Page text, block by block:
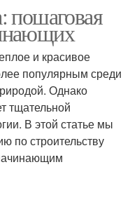
замены
Фундамент под
деревянный сруб
пошаговая
и красивое
популярным среди
Однако
тщательной
В этой статье мы
по строительству